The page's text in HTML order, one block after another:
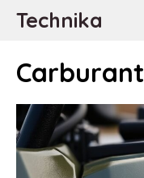
AllerTechnika
Carburant